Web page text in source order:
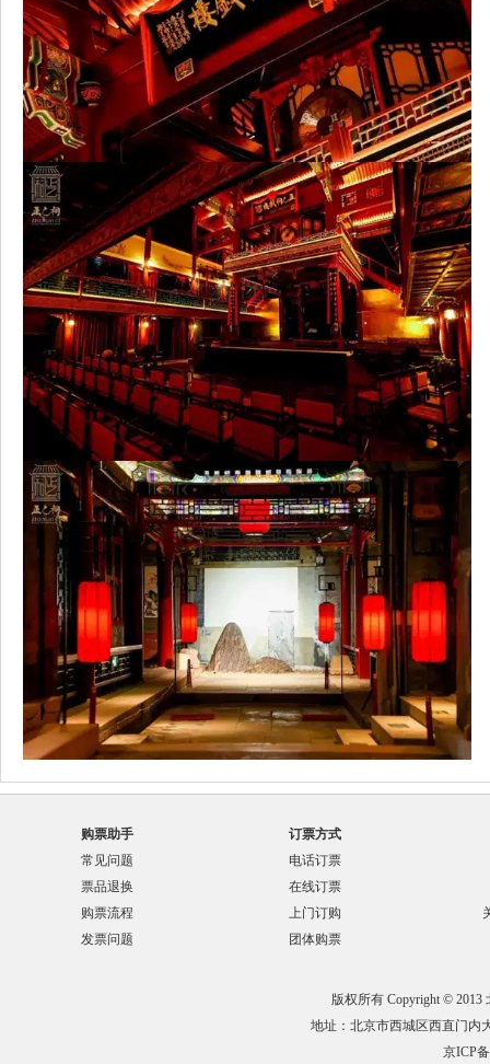
购票助手
常见问题
票品退换
购票流程
发票问题
订票方式
电话订票
在线订票
上门订购
团体购票
版权所有 Copyright © 2013
地址：北京市西城区西直门内
京ICP